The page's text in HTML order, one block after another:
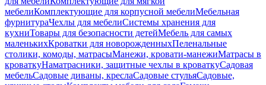
мебелиКомплектующие для корпусной мебелиМебельная
фурнитураЧехлы для мебелиСистемы хранения для
кухниТовары для безопасности детейМебель для самых
маленькихКроватки для новорожденныхПеленальные
столики, комоды, матрасыМанежи, кровати-манежиМатрасы в
кроваткуНаматрасники, защитные чехлы в кроваткуСадовая
мебельСадовые диваны, креслаСадовые стульяСадовые,